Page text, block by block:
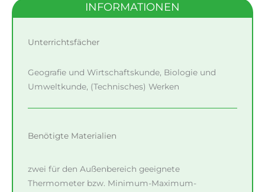
INFORMATIONEN
Unterrichtsfächer
Geografie und Wirtschaftskunde, Biologie und
Umweltkunde, (Technisches) Werken
Benötigte Materialien
zwei für den Außenbereich geeignete
Thermometer bzw. Minimum-Maximum-